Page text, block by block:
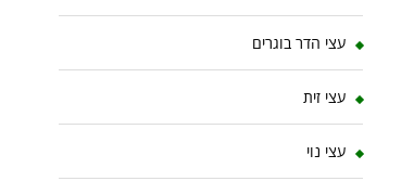
עצי הדר בוגרים
עצי זית
עצי נוי